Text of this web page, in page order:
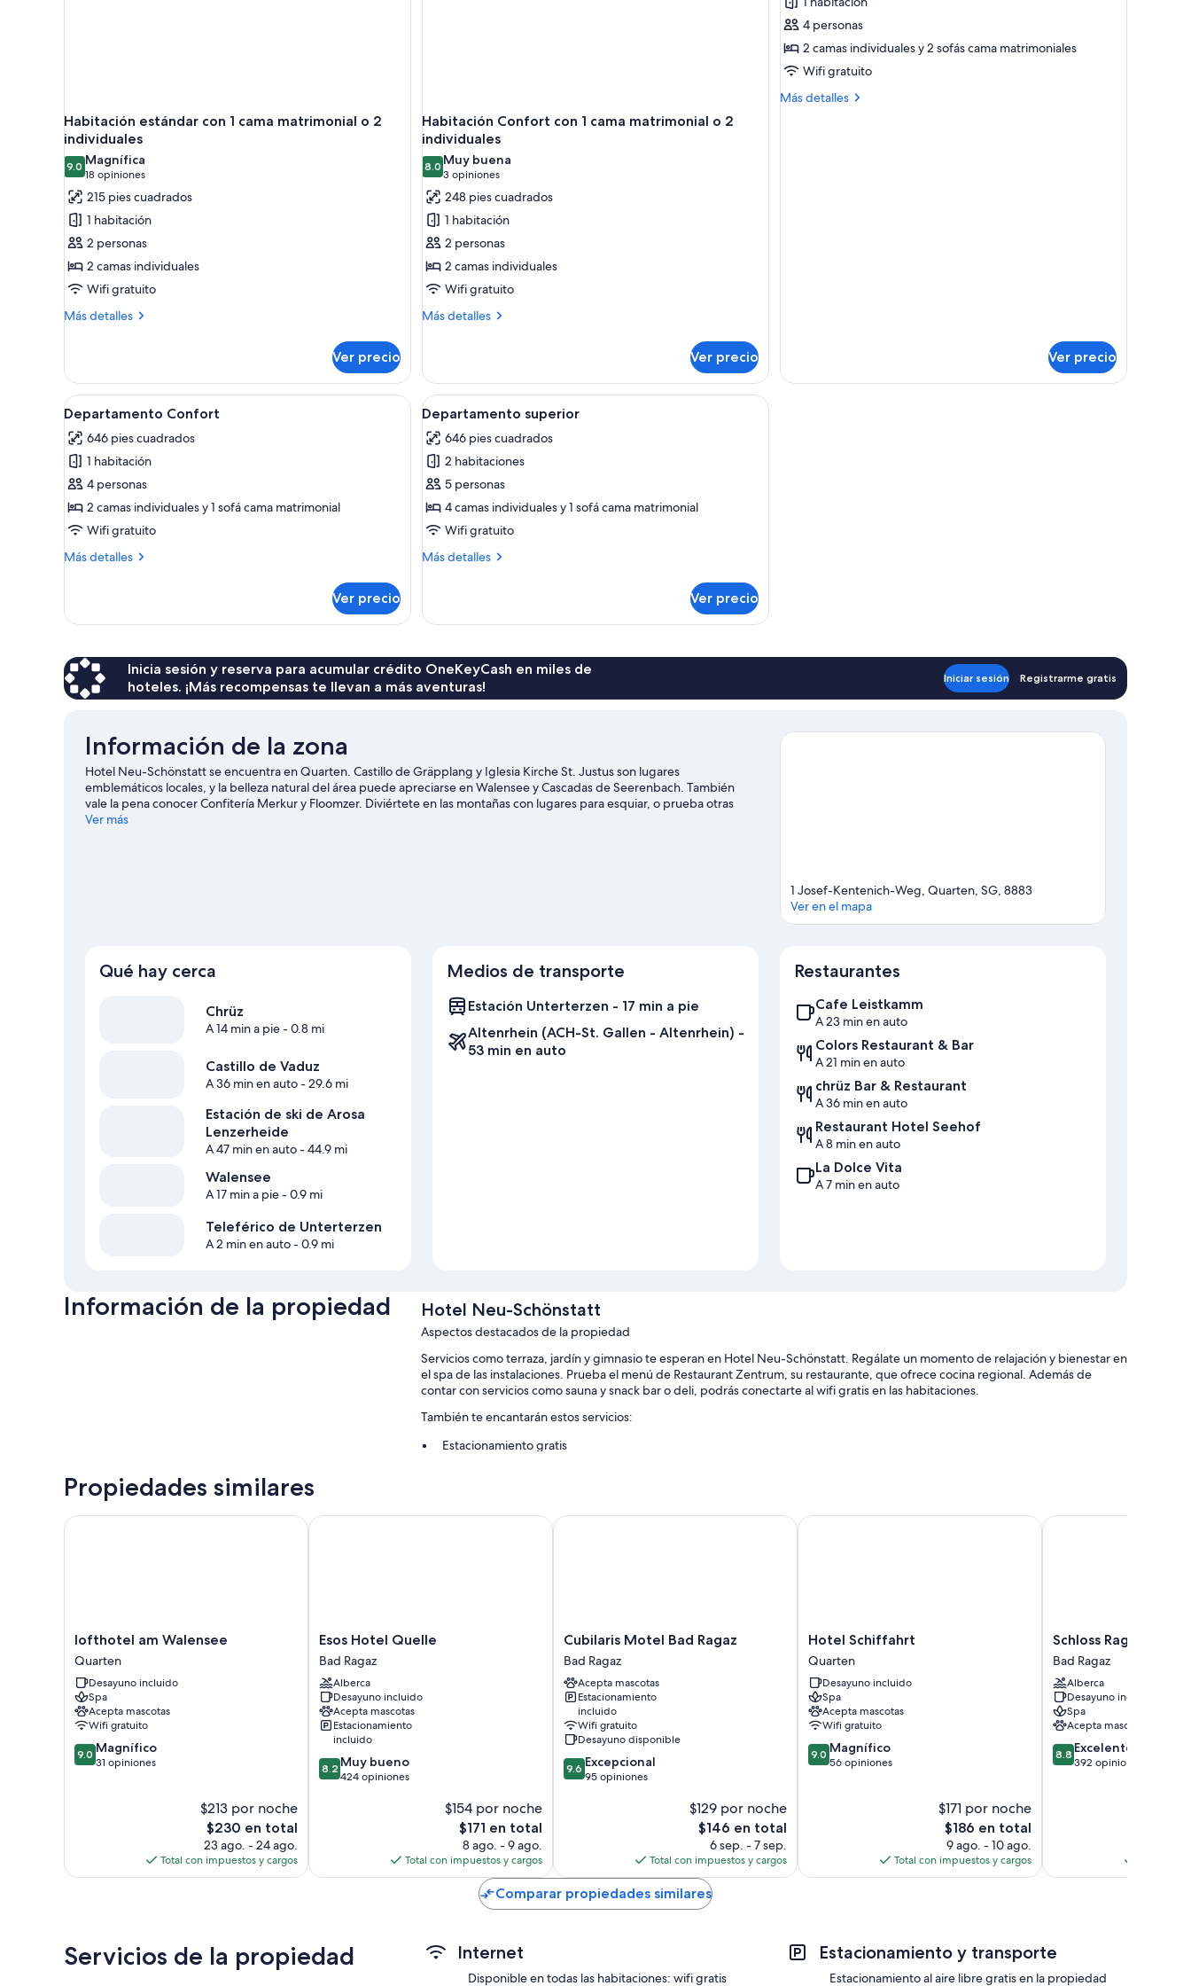
Habitación estándar con 1 cama matrimonial o 2
individuales
9.09.0 de 10
Magnífica
18 opiniones
(18
opiniones)
215 pies cuadrados
1 habitación
2 personas
2 camas individuales
Wifi gratuito
Más detalles
Más
estándar
con
1
cama
matrimonial
o
individuales
Ver precio
Habitación Confort con 1 cama matrimonial o 2
individuales
8.08.0 de 10
Muy buena
3 opiniones
(3
opiniones)
248 pies cuadrados
1 habitación
2 personas
2 camas individuales
Wifi gratuito
Más detalles
Más
Confort
con
1
cama
matrimonial
o
individuales
Ver precio
Habitación
superior
con
cama
4 personas
2 camas individuales y 2 sofás cama matrimoniales
Wifi gratuito
Más detalles
Más
Ver precio
Abrir
todas
las
fotos
de
Departamento
Confort
Una habitación de hotel moderna con una cama grande, un cabecero de madera, un televisor de pantalla plana en la pared y una ventana con cortinas.
2
Departamento Confort
646 pies cuadrados
1 habitación
4 personas
2 camas individuales y 1 sofá cama matrimonial
Wifi gratuito
Más detalles
Más
Confort
Ver precio
Abrir
todas
las
fotos
de
Departamento
superior
Una habitación de hotel moderna con una cama grande, un televisor de pantalla plana montado en la pared y
8
Departamento superior
646 pies cuadrados
2 habitaciones
5 personas
4 camas individuales y 1 sofá cama matrimonial
Wifi gratuito
Más detalles
Más
superior
Ver precio
Inicia sesión y reserva para acumular crédito OneKeyCash en miles de
hoteles. ¡Más recompensas te llevan a más aventuras!
Iniciar sesión Registrarme gratis
Información de la zona
Hotel Neu-Schönstatt se encuentra en Quarten. Castillo de Gräpplang y Iglesia Kirche St. Justus son lugares
emblemáticos locales, y la belleza natural del área puede apreciarse en Walensee y Cascadas de Seerenbach. También
vale la pena conocer Confitería Merkur y Floomzer. Diviértete en las montañas con lugares para esquiar, o prueba otras
actividades al aire libre, como paseos en trineo.
Ver más
1 Josef-Kentenich-Weg, Quarten, SG, 8883
Ver en el mapa
Qué hay cerca
Chrüz
A 14 min a pie- 0.8 mi
Castillo de Vaduz
A 36 min en auto- 29.6 mi
Estación de ski de Arosa
Lenzerheide
A 47 min en auto- 44.9 mi
Walensee
A 17 min a pie- 0.9 mi
Teleférico de Unterterzen
A 2 min en auto- 0.9 mi
Medios de transporte
Estación Unterterzen - 17 min a pie
Altenrhein (ACH-St. Gallen - Altenrhein) -
53 min en auto
Restaurantes
Cafe Leistkamm
A 23 min en auto
Colors Restaurant & Bar
A 21 min en auto
chrüz Bar & Restaurant
A 36 min en auto
Restaurant Hotel Seehof
A 8 min en auto
La Dolce Vita
A 7 min en auto
Información de la propiedad Hotel Neu-Schönstatt
Aspectos destacados de la propiedad
Servicios como terraza, jardín y gimnasio te esperan en Hotel Neu-Schönstatt. Regálate un momento de relajación y bienestar en
el spa de las instalaciones. Prueba el menú de Restaurant Zentrum, su restaurante, que ofrece cocina regional. Además de
contar con servicios como sauna y snack bar o deli, podrás conectarte al wifi gratis en las habitaciones.
También te encantarán estos servicios:
Estacionamiento gratis
Características de la habitación
Propiedades similares
lofthotel
am
Walensee
Quarten
lofthotel am Walensee
Quarten
Desayuno incluido
Spa
Acepta mascotas
Wifi gratuito
9.0
de
9.0 Magnífico
31 opiniones
$213 por noche
El
precio
actual
es
$230 en total
23 ago. - 24 ago.
Total con impuestos y cargos
lofthotel am Walensee
Esos
Hotel
Quelle
Bad
Ragaz
Esos Hotel Quelle
Bad Ragaz
Alberca
Desayuno incluido
Acepta mascotas
Estacionamiento
incluido
8.2
de
8.2 Muy bueno
424 opiniones
$154 por noche
El
precio
actual
es
$171 en total
8 ago. - 9 ago.
Total con impuestos y cargos
Esos Hotel Quelle
Cubilaris
Motel
Bad
Ragaz
Bad
Ragaz
Cubilaris Motel Bad Ragaz
Bad Ragaz
Acepta mascotas
Estacionamiento
incluido
Wifi gratuito
Desayuno disponible
9.6
de
9.6 Excepcional
95 opiniones
$129 por noche
El
precio
actual
es
de
$146
$146 en total
6 sep. - 7 sep.
Total con impuestos y cargos
Cubilaris Motel Bad Ragaz
Hotel
Schiffahrt
Quarten
Hotel Schiffahrt
Quarten
Desayuno incluido
Spa
Acepta mascotas
Wifi gratuito
9.0
de
9.0 Magnífico
56 opiniones
$171 por noche
El
precio
actual
es
$186 en total
9 ago. - 10 ago.
Total con impuestos y cargos
Hotel Schiffahrt
Schloss
Ragaz
Bad
Ragaz
Schloss Ragaz
Bad Ragaz
Alberca
Desayuno incluido
Spa
Acepta mascotas
8.8
de
8.8 Excelente
392 opiniones
Schloss Ragaz
Comparar propiedades similares
Servicios de la propiedad Internet
Disponible en todas las habitaciones: wifi gratis
Estacionamiento y transporte
Estacionamiento al aire libre gratis en la propiedad